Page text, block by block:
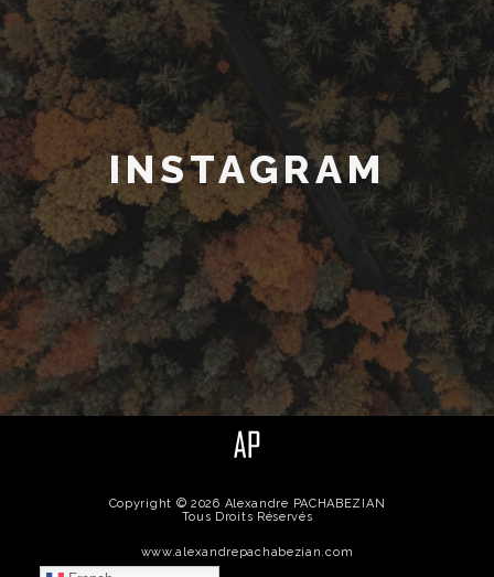
INSTAGRAM
Copyright © 2026 Alexandre PACHABEZIAN
Tous Droits Réservés
www.alexandrepachabezian.com